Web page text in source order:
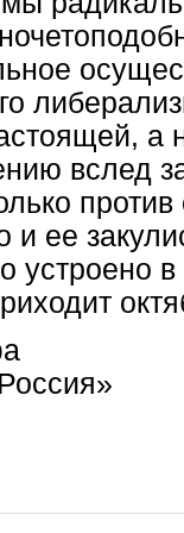
а
вслед
и ее
устроено